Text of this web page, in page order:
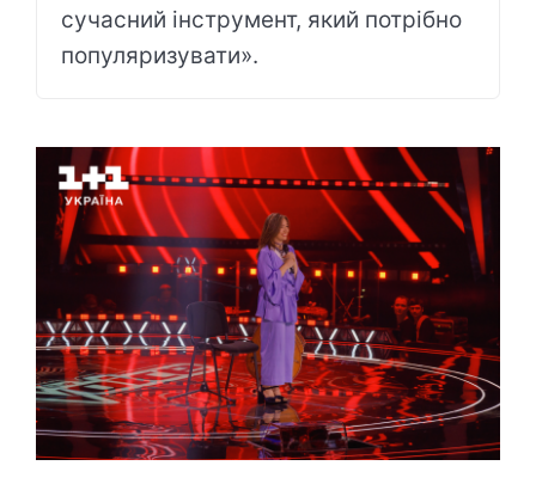
сучасний інструмент, який потрібно
популяризувати».